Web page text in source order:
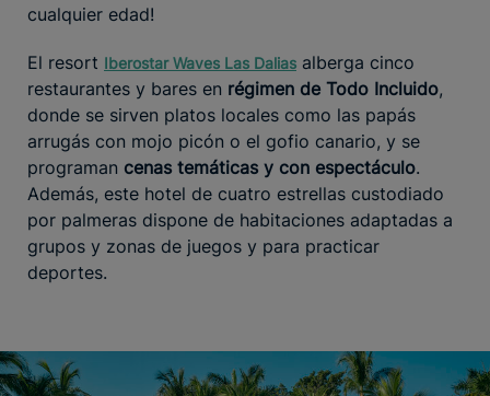
cualquier edad!
El resort Iberostar Waves Las Dalias alberga cinco
restaurantes y bares en régimen de Todo Incluido,
donde se sirven platos locales como las papás
arrugás con mojo picón o el gofio canario, y se
programan cenas temáticas y con espectáculo.
Además, este hotel de cuatro estrellas custodiado
por palmeras dispone de habitaciones adaptadas a
grupos y zonas de juegos y para practicar
deportes.